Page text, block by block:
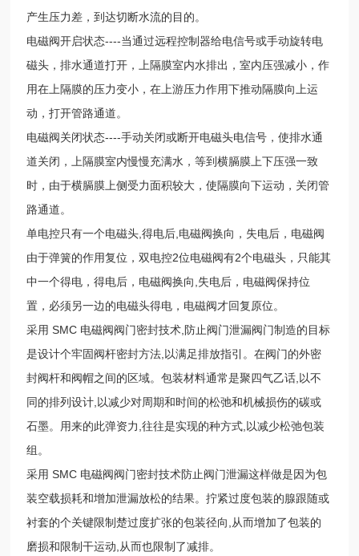
产生压力差，到达切断水流的目的。
电磁阀开启状态----当通过远程控制器给电信号或手动旋转电
磁头，排水通道打开，上隔膜室内水排出，室内压强减小，作
用在上隔膜的压力变小，在上游压力作用下推动隔膜向上运
动，打开管路通道。
电磁阀关闭状态----手动关闭或断开电磁头电信号，使排水通
道关闭，上隔膜室内慢慢充满水，等到横膈膜上下压强一致
时，由于横膈膜上侧受力面积较大，使隔膜向下运动，关闭管
路通道。
单电控只有一个电磁头,得电后,电磁阀换向，失电后，电磁阀
由于弹簧的作用复位，双电控2位电磁阀有2个电磁头，只能其
中一个得电，得电后，电磁阀换向,失电后，电磁阀保持位
置，必须另一边的电磁头得电，电磁阀才回复原位。
采用 SMC 电磁阀阀门密封技术,防止阀门泄漏阀门制造的目标
是设计个牢固阀杆密封方法,以满足排放指引。在阀门的外密
封阀杆和阀帽之间的区域。包装材料通常是聚四气乙话,以不
同的排列设计,以减少对周期和时间的松弛和机械损伤的碳或
石墨。用来的此弹资力,往往是实现的种方式,以减少松弛包装
组。
采用 SMC 电磁阀阀门密封技术防止阀门泄漏这样做是因为包
装空载损耗和增加泄漏放松的结果。拧紧过度包装的腺跟随或
衬套的个关键限制楚过度扩张的包装径向,从而增加了包装的
磨损和限制干运动,从而也限制了减排。